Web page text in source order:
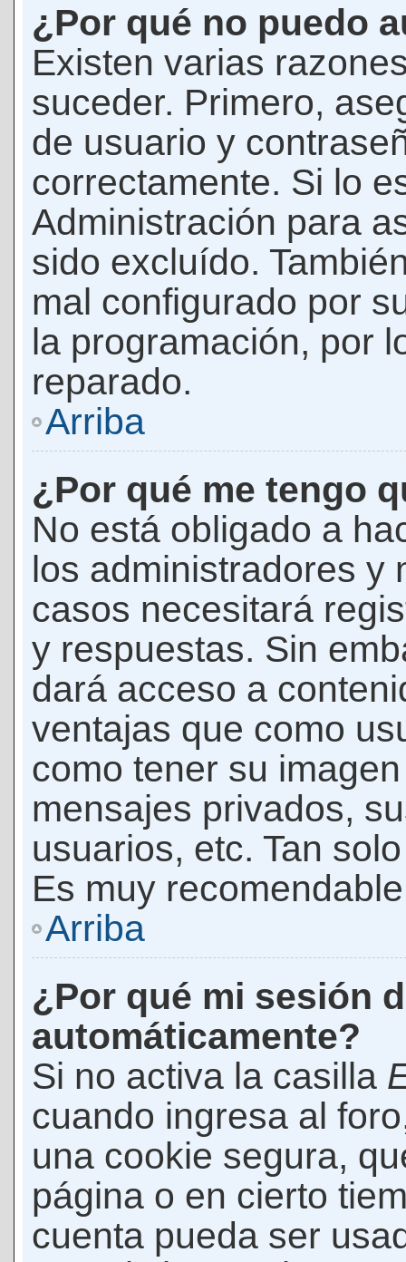
¿Por qué no puedo
Existen varias
suceder. Primero,
de usuario y
correctamente. Si lo
Administración para
sido excluído.
mal configurado por
la programación, por
reparado.
Arriba
¿Por qué me tengo
No está obligado a
los administradores y
casos necesitará
y respuestas. Sin
dará acceso a
ventajas que como
como tener su
mensajes privados,
usuarios, etc. Tan
Es muy
Arriba
¿Por qué mi sesión
automáticamente?
Si no activa la casilla
cuando ingresa al
una cookie segura,
página o en cierto
cuenta pueda ser